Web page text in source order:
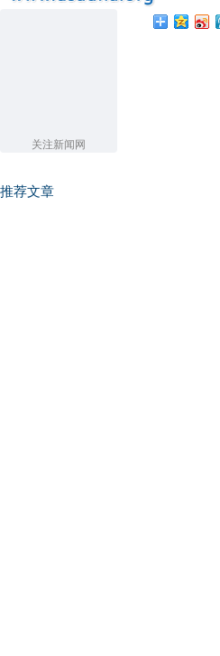
关注新闻网
推荐文章